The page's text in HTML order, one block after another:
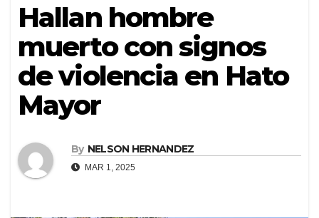
Hallan hombre
muerto con signos
de violencia en Hato
Mayor
By NELSON HERNANDEZ
MAR 1, 2025